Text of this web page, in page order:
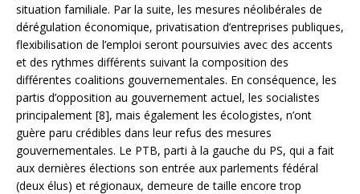
situation familiale. Par la suite, les mesures néolibérales de
dérégulation économique, privatisation d’entreprises publiques,
flexibilisation de l’emploi seront poursuivies avec des accents
et des rythmes différents suivant la composition des
différentes coalitions gouvernementales. En conséquence, les
partis d’opposition au gouvernement actuel, les socialistes
principalement [8], mais également les écologistes, n’ont
guère paru crédibles dans leur refus des mesures
gouvernementales. Le PTB, parti à la gauche du PS, qui a fait
aux dernières élections son entrée aux parlements fédéral
(deux élus) et régionaux, demeure de taille encore trop